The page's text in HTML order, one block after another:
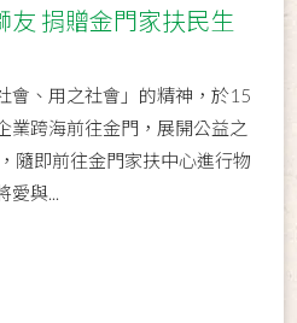
友 捐贈金門家扶民生
會、用之社會」的精神，於15
業跨海前往金門，展開公益之
即前往金門家扶中心進行物
愛與...